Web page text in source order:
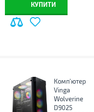
КУПИТИ
Комп'ютер
Vinga
Wolverine
D9025